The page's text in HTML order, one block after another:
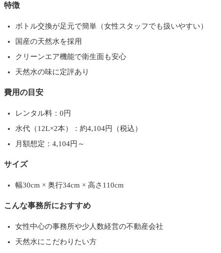
特徴
ボトル交換が足元で簡単（女性スタッフでも扱いやすい）
国産の天然水を採用
クリーンエア機能で衛生面も安心
天然水の味に定評あり
費用の目安
レンタル料：0円
水代（12L×2本）：約4,104円（税込）
月額想定：4,104円～
サイズ
幅30cm × 奥行34cm × 高さ110cm
こんな事務所におすすめ
女性中心の事務所や少人数経営の不動産会社
天然水にこだわりたい方